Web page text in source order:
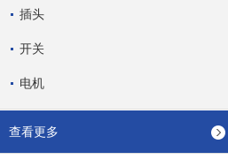
插头
开关
电机
查看更多